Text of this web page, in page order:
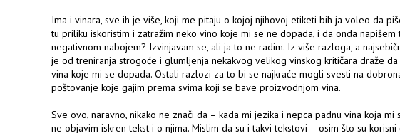
Ima i vinara, sve ih je više, koji me pitaju o kojoj njihovoj etiketi bih ja voleo da
tu priliku iskoristim i zatražim neko vino koje mi se ne dopada, i da onda napišem
negativnom nabojem? Izvinjavam se, ali ja to ne radim. Iz više razloga, a
je od treniranja strogoće i glumljenja nekakvog velikog vinskog kritičara draže da
vina koje mi se dopada. Ostali razlozi za to bi se najkraće mogli svesti na
poštovanje koje gajim prema svima koji se bave proizvodnjom vina.
Sve ovo, naravno, nikako ne znači da – kada mi jezika i nepca padnu vina koja mi
ne objavim iskren tekst i o njima. Mislim da su i takvi tekstovi – osim što su korisni